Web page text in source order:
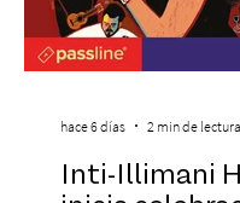
Inti-Illimani
hace 6 días 2 min de lectura